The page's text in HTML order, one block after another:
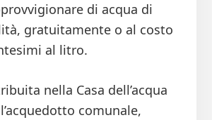
di acqua di
gratuitamente o al costo
al litro.
nella Casa dell’acqua
comunale,